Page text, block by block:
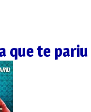
que te pariu